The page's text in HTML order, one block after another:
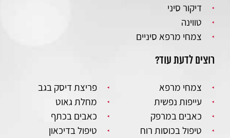
דיקור סיני
טווינה
צמחי מרפא סיניים
רוצים לדעת עוד?
צמחי מרפא
פריצת דיסק בגב
עייפות נפשית
מחלת גאוט
כאבים במרפק
כאבים בכתף
טיפול בכוסות רוח
טיפול בדיכאון